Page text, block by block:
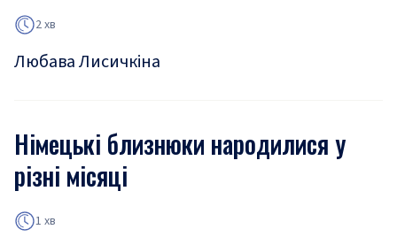
2 хв
Любава Лисичкіна
Німецькі близнюки народилися у
різні місяці
1 хв